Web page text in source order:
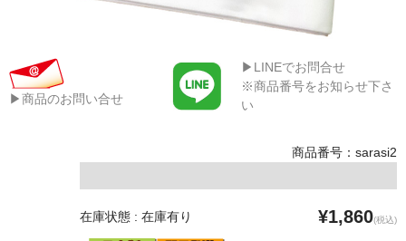
▶商品のお問い合せ
▶LINEでお問合せ
※商品番号をお知らせ下さ
い
商品番号：sarasi2
在庫状態 : 在庫有り ¥1,860(税込)